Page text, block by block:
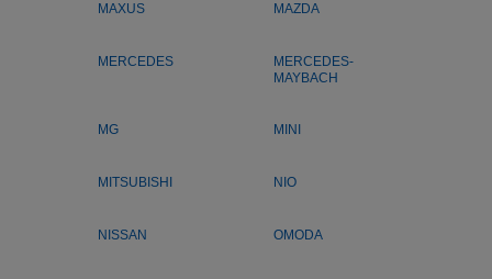
MAXUS MAZDA
MERCEDES
MERCEDES-
MAYBACH
MG MINI
MITSUBISHI NIO
NISSAN OMODA